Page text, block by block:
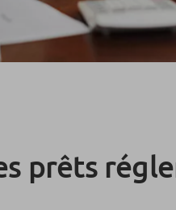
prêts